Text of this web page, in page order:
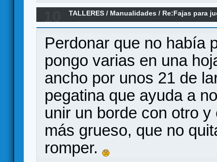
TALLERES / Manualidades / Re:Fajas para
Perdonar que no había
pongo varias en una
ancho por unos 21 de
pegatina que ayuda a
unir un borde con otro
más grueso, que no
romper.